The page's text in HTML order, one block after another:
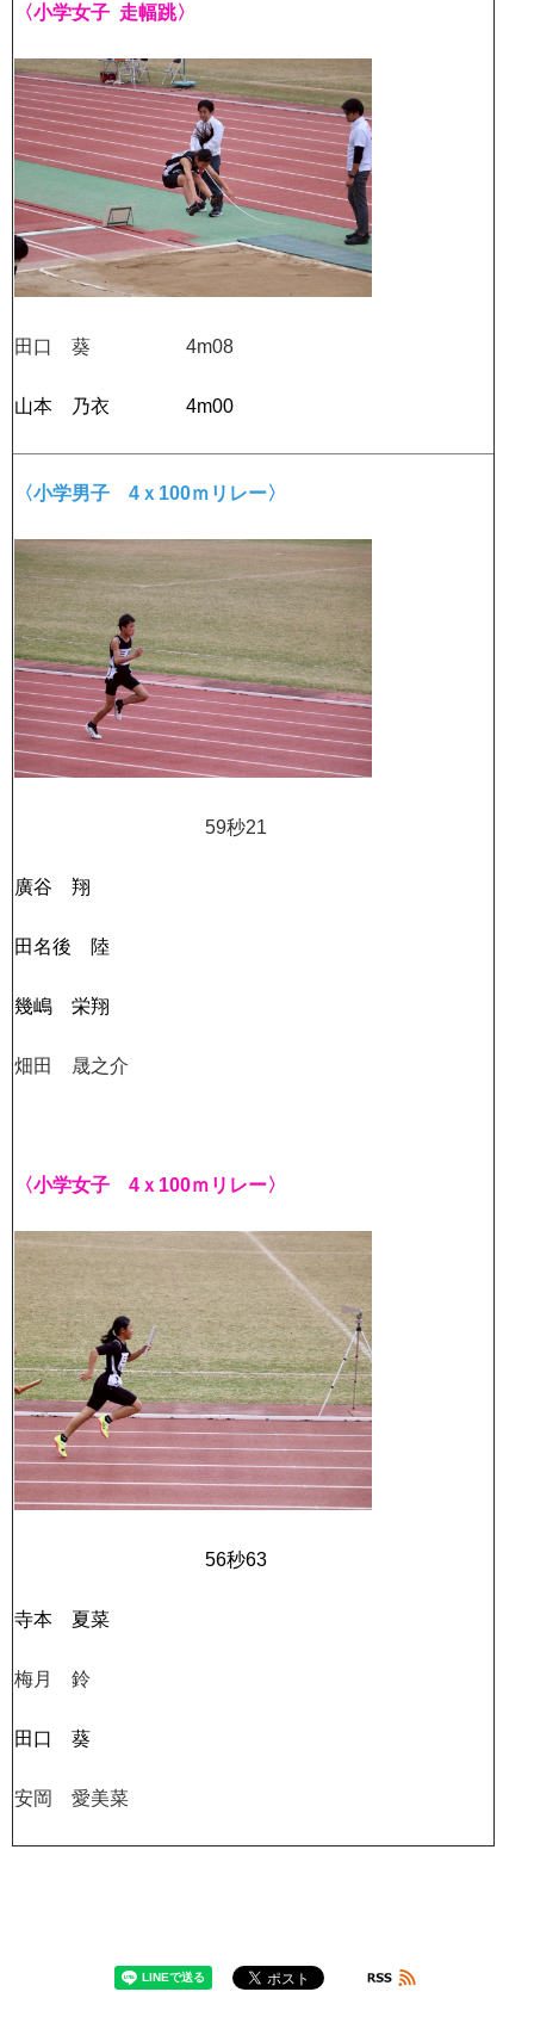
〈小学女子 走幅跳〉
田口 葵 4m08
山本 乃衣 4m00
〈小学男子 4ｘ100ｍリレー〉
59秒21
廣谷 翔
田名後 陸
幾嶋 栄翔
畑田 晟之介
〈小学女子 4ｘ100ｍリレー〉
56秒63
寺本 夏菜
梅月 鈴
田口 葵
安岡 愛美菜